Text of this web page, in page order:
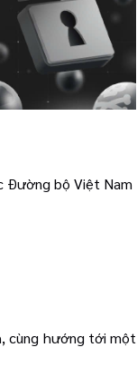
Đường bộ Việt Nam
cùng hướng tới một